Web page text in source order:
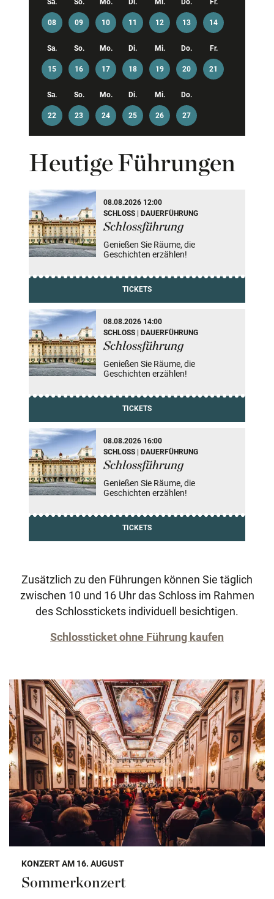
08 09 10 11 12 13 14
Sa.
15
So.
16
Mo.
17
Di.
18
Mi.
19
Do.
20
Fr.
21
Sa.
22
So.
23
Mo.
24
Di.
25
Mi.
26
Do.
27
Heutige Führungen
3 Veranstaltung(en) gefunden
08.08.2026 12:00
SCHLOSS | DAUERFÜHRUNG
Schlossführung
Genießen Sie Räume, die
Geschichten erzählen!
TICKETS
08.08.2026 14:00
SCHLOSS | DAUERFÜHRUNG
Schlossführung
Genießen Sie Räume, die
Geschichten erzählen!
TICKETS
08.08.2026 16:00
SCHLOSS | DAUERFÜHRUNG
Schlossführung
Genießen Sie Räume, die
Geschichten erzählen!
TICKETS
Zusätzlich zu den Führungen können Sie täglich
zwischen 10 und 16 Uhr das Schloss im Rahmen
des Schlosstickets individuell besichtigen.
Schlossticket ohne Führung kaufen
KONZERT AM 16. AUGUST
Sommerkonzert